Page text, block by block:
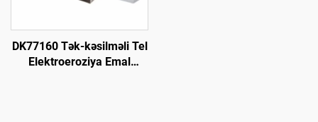
DK77160 Tək-kəsilməli Tel
Elektroeroziya Emal